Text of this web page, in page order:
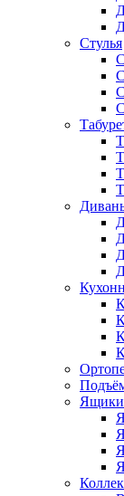
Стулья
Ящики